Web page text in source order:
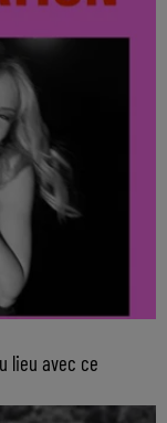
lieu avec ce